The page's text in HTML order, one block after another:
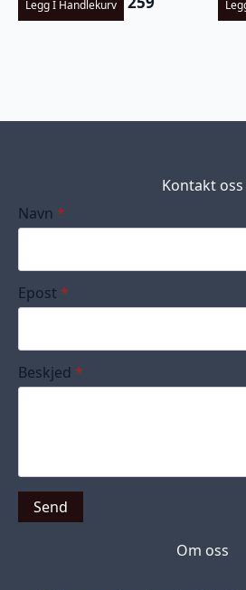
Legg I Handlekurv
Kontakt oss
Navn *
Epost *
Beskjed *
Send
Om oss